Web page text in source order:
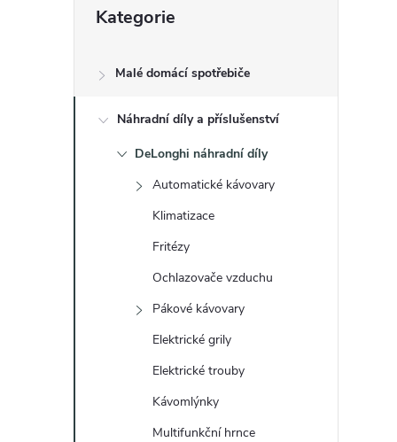
s
kategorie
Kategorie
Malé domácí spotřebiče
Náhradní díly a příslušenství
DeLonghi náhradní díly
Automatické kávovary
Klimatizace
Fritézy
Ochlazovače vzduchu
Pákové kávovary
Elektrické grily
Elektrické trouby
Kávomlýnky
Multifunkční hrnce